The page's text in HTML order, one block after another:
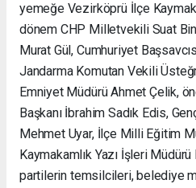
yemeğe Vezirköprü İlçe
dönem CHP Milletvekili Suat
Murat Gül, Cumhuriyet
Jandarma Komutan Vekili
Emniyet Müdürü Ahmet Çelik,
Başkanı İbrahim Sadık Edis,
Mehmet Uyar, İlçe Milli Eğitim
Kaymakamlık Yazı İşleri
partilerin temsilcileri, belediye